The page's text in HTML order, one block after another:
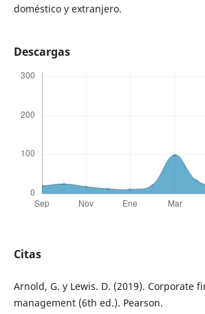
doméstico y extranjero.
Descargas
Citas
Arnold, G. y Lewis. D. (2019). Corporate
management (6th ed.). Pearson.